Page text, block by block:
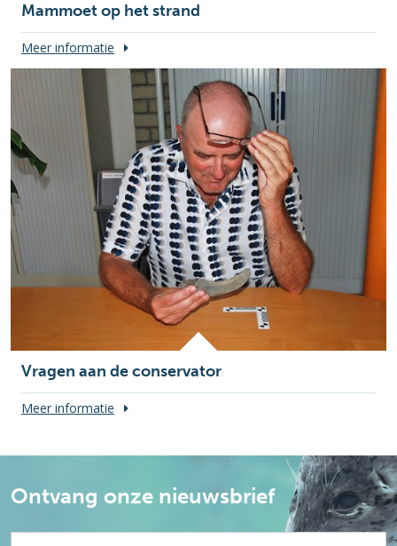
Mammoet op het strand
Meer informatie
Vragen aan de conservator
Meer informatie
Ontvang onze nieuwsbrief